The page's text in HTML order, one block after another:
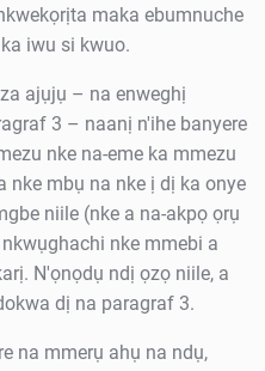
maka ebumnuche
iwu si kwuo.
ajụjụ – na enweghị
3 – naanị n'ihe banyere
nke na-eme ka mmezu
nke mbụ na nke ị dị ka onye
niile (nke a na-akpọ ọrụ
nke mmebi a
N'ọnọdụ ndị ọzọ niile, a
dị na paragraf 3.
na mmerụ ahụ na ndụ,